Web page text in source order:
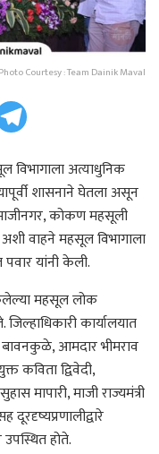
Photo Courtesy : Team Dainik Maval
विभागाला अत्याधुनिक
शासनाने घेतला असून
कोकण महसूली
अशी वाहने महसूल विभागाला
यांनी केली.
महसूल लोक
कार्यालयात
बावनकुळे, आमदार भीमराव
कविता द्विवेदी,
मापारी, माजी राज्यमंत्री
होते.